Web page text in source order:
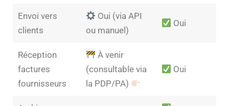
Envoi vers
clients
Oui (via API
ou manuel)
Oui
Réception
factures
fournisseurs
À venir
(consultable via
la PDP/PA)
Oui